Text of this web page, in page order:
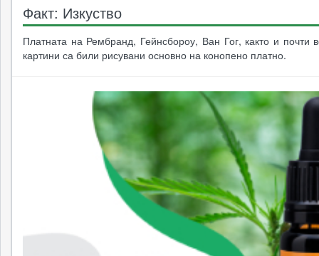
Факт: Изкуство
Платната на Рембранд, Гейнсбороу, Ван Гог, както и почти
картини са били рисувани основно на конопено платно.